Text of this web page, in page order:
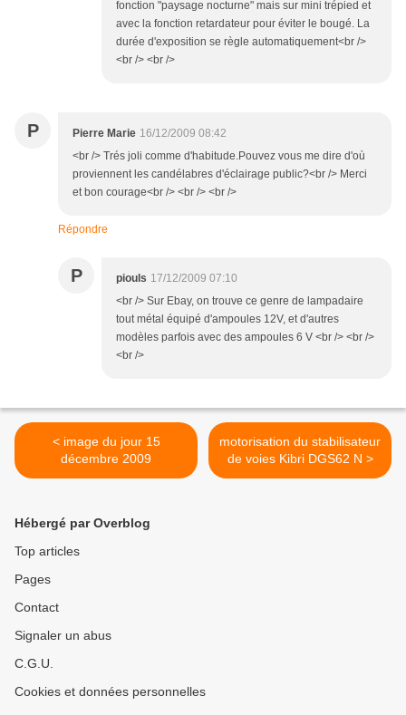
fonction "paysage nocturne" mais sur mini trépied et
avec la fonction retardateur pour éviter le bougé. La
durée d'exposition se règle automatiquement<br />
<br /> <br />
P Pierre Marie 16/12/2009 08:42
<br /> Trés joli comme d'habitude.Pouvez vous me dire d'où
proviennent les candélabres d'éclairage public?<br /> Merci
et bon courage<br /> <br /> <br />
Répondre
P piouls 17/12/2009 07:10
<br /> Sur Ebay, on trouve ce genre de lampadaire
tout métal équipé d'ampoules 12V, et d'autres
modèles parfois avec des ampoules 6 V <br /> <br />
<br />
< image du jour 15
décembre 2009
motorisation du stabilisateur
de voies Kibri DGS62 N >
Hébergé par Overblog
Top articles
Pages
Contact
Signaler un abus
C.G.U.
Cookies et données personnelles